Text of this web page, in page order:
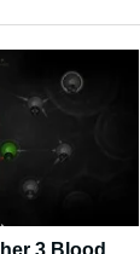
3 Blood